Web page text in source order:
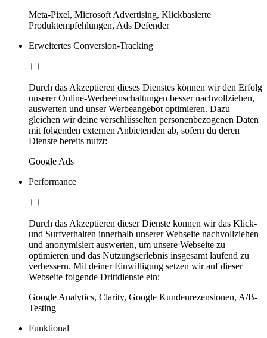
Meta-Pixel, Microsoft Advertising, Klickbasierte
Produktempfehlungen, Ads Defender
Erweitertes Conversion-Tracking
Durch das Akzeptieren dieses Dienstes können wir den Erfolg
unserer Online-Werbeeinschaltungen besser nachvollziehen,
auswerten und unser Werbeangebot optimieren. Dazu
gleichen wir deine verschlüsselten personenbezogenen Daten
mit folgenden externen Anbietenden ab, sofern du deren
Dienste bereits nutzt:
Google Ads
Performance
Durch das Akzeptieren dieser Dienste können wir das Klick-
und Surfverhalten innerhalb unserer Webseite nachvollziehen
und anonymisiert auswerten, um unsere Webseite zu
optimieren und das Nutzungserlebnis insgesamt laufend zu
verbessern. Mit deiner Einwilligung setzen wir auf dieser
Webseite folgende Drittdienste ein:
Google Analytics, Clarity, Google Kundenrezensionen, A/B-
Testing
Funktional